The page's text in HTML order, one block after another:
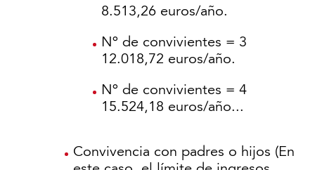
8.513,26 euros/año.
Nº de convivientes = 3
12.018,72 euros/año.
Nº de convivientes = 4
15.524,18 euros/año...
Convivencia con padres o hijos (En